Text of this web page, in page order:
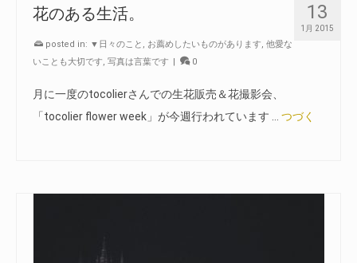
13
1月 2015
花のある生活。
posted in: ▼日々のこと , お薦めしたいものがあります, 他愛な
いことも大切です, 写真は言葉です | 0
月に一度のtocolierさんでの生花販売＆花撮影会、
「tocolier flower week」が今週行われています … つづく